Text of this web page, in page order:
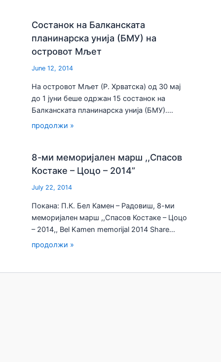
Состанок на Балканската
планинарска унија (БМУ) на
островот Мљет
June 12, 2014
На островот Мљет (Р. Хрватска) од 30 мај
до 1 јуни беше одржан 15 состанок на
Балканската планинарска унија (БМУ).…
продолжи »
8-ми меморијален марш ,,Спасов
Костаке – Цоцо – 2014”
July 22, 2014
Покана: П.К. Бел Камен – Радовиш, 8-ми
меморијален марш ,,Спасов Костаке – Цоцо
– 2014,, Bel Kamen memorijal 2014 Share…
продолжи »